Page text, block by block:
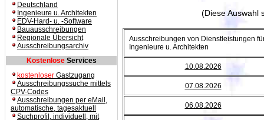
Deutschland
Ingenieure u. Architekten
EDV-Hard- u. -Software
Bauausschreibungen
Regionale Übersicht
Ausschreibungsarchiv
KostenloseServices
kostenloser Gastzugang
Ausschreibungssuche mittels
CPV-Codes
Ausschreibungen per eMail,
automatische, tagesaktuell
Suchprofil, individuell, mit
(Diese Auswahl
Ausschreibungen von Dienstleistungen
Ingenieure u. Architekten
10.08.2026
07.08.2026
06.08.2026